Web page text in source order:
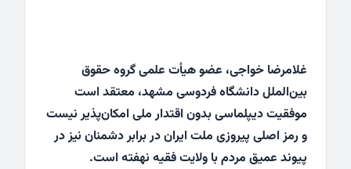
غلامرضا خواجی، عضو هیأت علمی گروه حقوق
بین‌الملل دانشگاه فردوسی مشهد، معتقد است
موفقیت دیپلماسی بدون اقتدار ملی امکان‌پذیر نیست
و رمز اصلی پیروزی ملت ایران در برابر دشمنان نیز در
پیوند عمیق مردم با ولایت فقیه نهفته است.